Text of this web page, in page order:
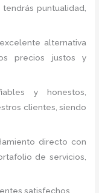
puntualidad,
alternativa
precios justos y
y honestos,
clientes, siendo
directo con
de servicios,
satisfechos.